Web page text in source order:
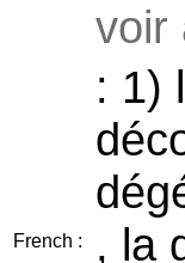
French :
voir
: 1)
, la